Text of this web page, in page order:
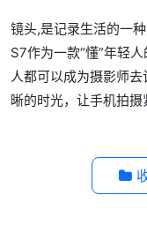
镜头,是记录生活的一
S7作为一款“懂”年轻
人都可以成为摄影师
晰的时光，让手机拍摄